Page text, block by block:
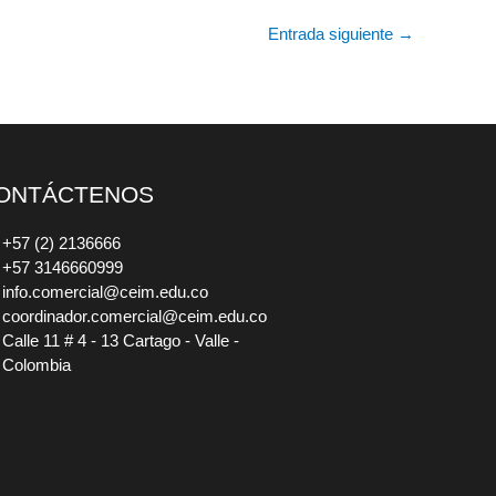
Entrada siguiente →
+57 (2) 2136666
+57 3146660999
info.comercial@ceim.edu.co
coordinador.comercial@ceim.edu.co
Calle 11 # 4 - 13 Cartago - Valle -
Colombia